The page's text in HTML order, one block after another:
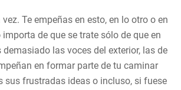
Te empeñas en esto, en lo otro o en
de que se trate sólo de que en
las voces del exterior, las de
en formar parte de tu caminar
sus frustradas ideas o incluso, si fuese